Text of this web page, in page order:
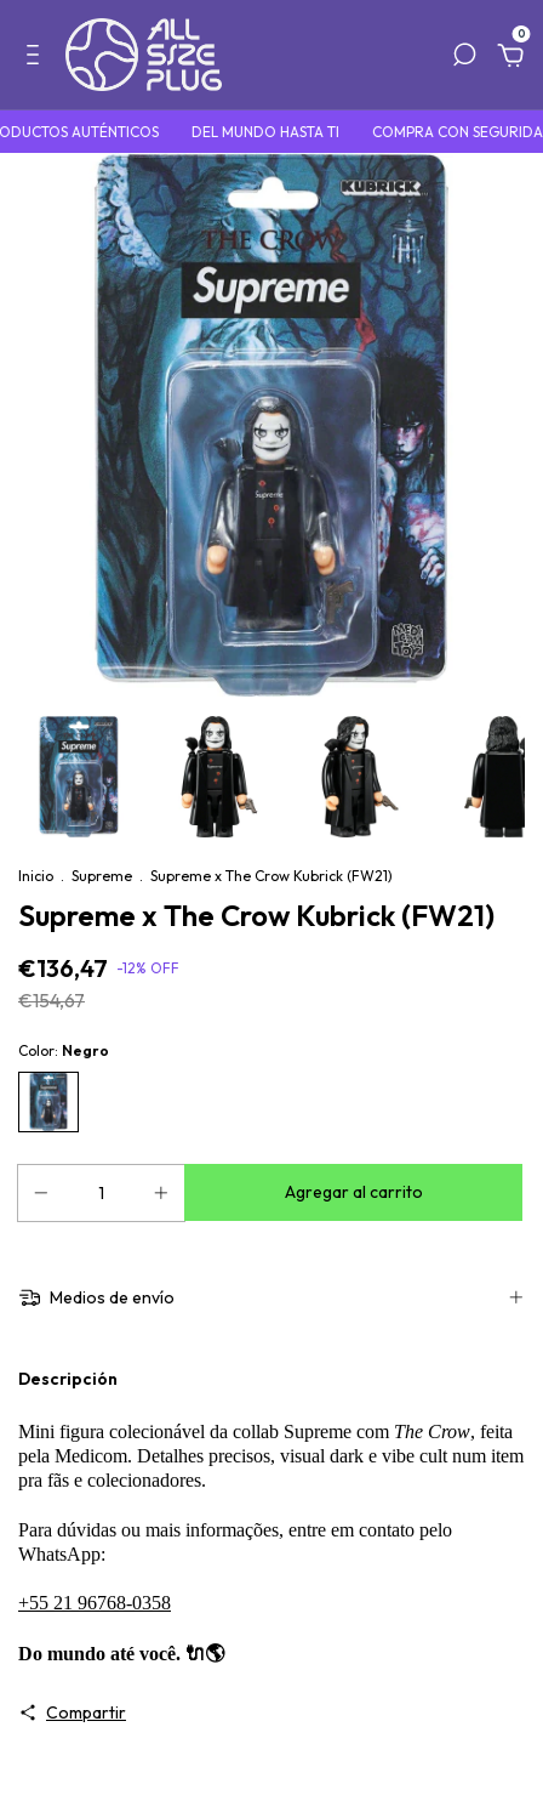
0
AUTÉNTICOS DEL MUNDO HASTA TI COMPRA CON
Inicio . Supreme . Supreme x The Crow Kubrick (FW21)
Supreme x The Crow Kubrick (FW21)
€136,47 -12% OFF
€154,67
Color: Negro
Medios de envío
Descripción
Mini figura colecionável da collab Supreme com The Crow, feita
pela Medicom. Detalhes precisos, visual dark e vibe cult num item
pra fãs e colecionadores.
Para dúvidas ou mais informações, entre em contato pelo
WhatsApp:
+55 21 96768-0358
Do mundo até você. 🔌🌎
Compartir